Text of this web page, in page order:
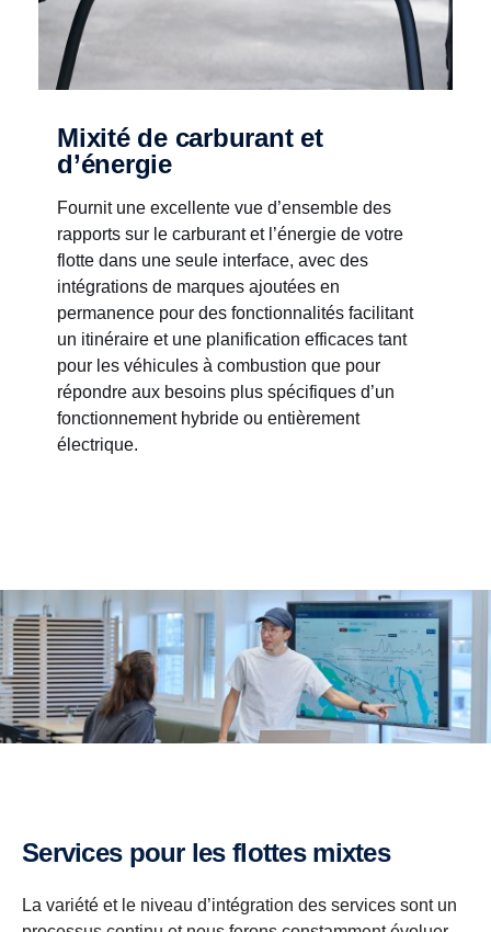
Mixité de carburant et
d’énergie
Fournit une excellente vue d’ensemble des
rapports sur le carburant et l’énergie de votre
flotte dans une seule interface, avec des
intégrations de marques ajoutées en
permanence pour des fonctionnalités facilitant
un itinéraire et une planification efficaces tant
pour les véhicules à combustion que pour
répondre aux besoins plus spécifiques d’un
fonctionnement hybride ou entièrement
électrique.
Services pour les flottes mixtes
La variété et le niveau d’intégration des services sont un